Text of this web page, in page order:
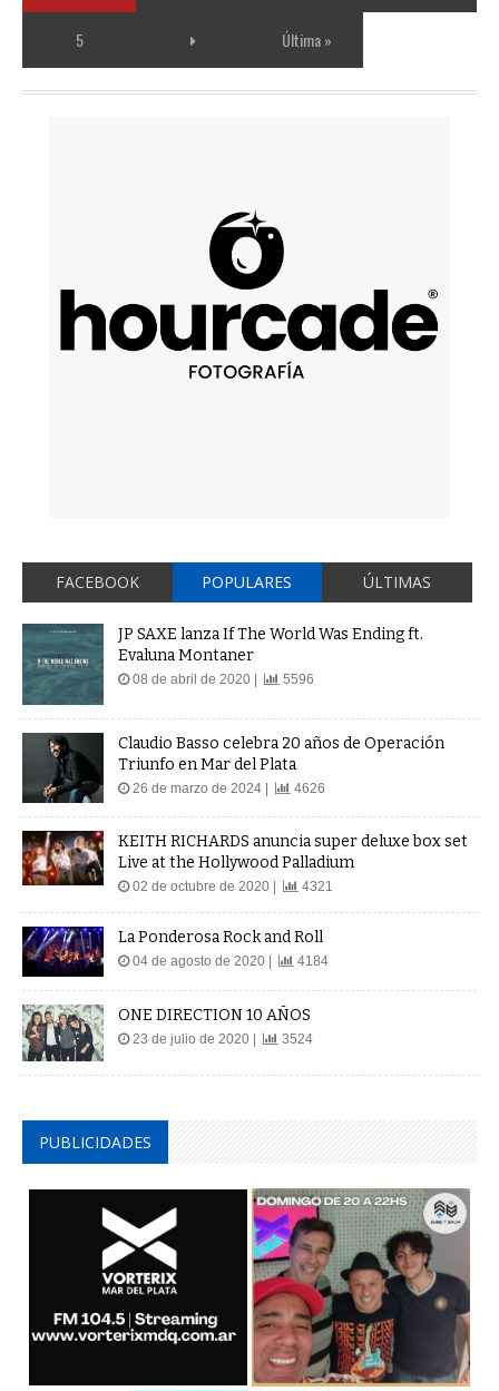
5 Última »
FACEBOOK POPULARES ÚLTIMAS
JP SAXE lanza If The World Was Ending ft.
Evaluna Montaner
08 de abril de 2020 | 5596
Claudio Basso celebra 20 años de Operación
Triunfo en Mar del Plata
26 de marzo de 2024 | 4626
KEITH RICHARDS anuncia super deluxe box set
Live at the Hollywood Palladium
02 de octubre de 2020 | 4321
La Ponderosa Rock and Roll
04 de agosto de 2020 | 4184
ONE DIRECTION 10 AÑOS
23 de julio de 2020 | 3524
PUBLICIDADES